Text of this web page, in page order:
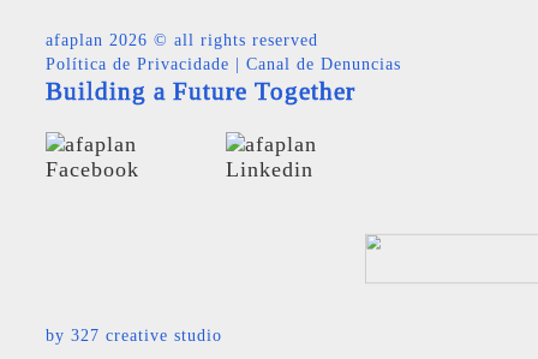
afaplan 2026 © all rights reserved
Política de Privacidade
Canal de Denuncias
Building a Future Together
by 327 creative studio